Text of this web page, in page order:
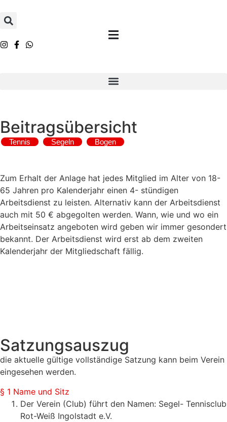
Beitragsübersicht
Tennis Segeln Bogen
Zum Erhalt der Anlage hat jedes Mitglied im Alter von 18-
65 Jahren pro Kalenderjahr einen 4- stündigen
Arbeitsdienst zu leisten. Alternativ kann der Arbeitsdienst
auch mit 50 € abgegolten werden. Wann, wie und wo ein
Arbeitseinsatz angeboten wird geben wir immer gesondert
bekannt. Der Arbeitsdienst wird erst ab dem zweiten
Kalenderjahr der Mitgliedschaft fällig.
Satzungsauszug
die aktuelle gültige vollständige Satzung kann beim Verein
eingesehen werden.
§ 1 Name und Sitz
Der Verein (Club) führt den Namen: Segel- Tennisclub
Rot-Weiß Ingolstadt e.V.